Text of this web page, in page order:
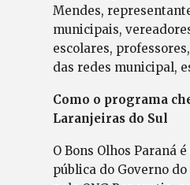
Mendes,
municipais,
escolares,
das redes municipal,
Como o programa
Laranjeiras do Sul
O Bons Olhos Paraná
pública do Governo